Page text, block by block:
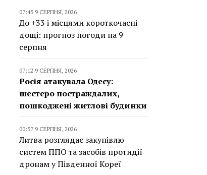
07:45 9 СЕРПНЯ, 2026
До +33 і місцями короткочасні
дощі: прогноз погоди на 9
серпня
07:12 9 СЕРПНЯ, 2026
Росія атакувала Одесу:
шестеро постраждалих,
пошкоджені житлові будинки
00:57 9 СЕРПНЯ, 2026
Литва розглядає закупівлю
систем ППО та засобів протидії
дронам у Південної Кореї